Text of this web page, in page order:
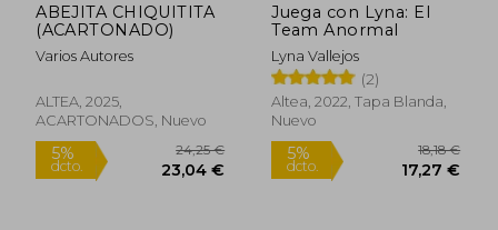
ABEJITA CHIQUITITA
(ACARTONADO)
Varios Autores
ALTEA, 2025,
ACARTONADOS, Nuevo
Juega con Lyna: El
Team Anormal
Lyna Vallejos
(2)
Altea, 2022, Tapa Blanda,
Nuevo